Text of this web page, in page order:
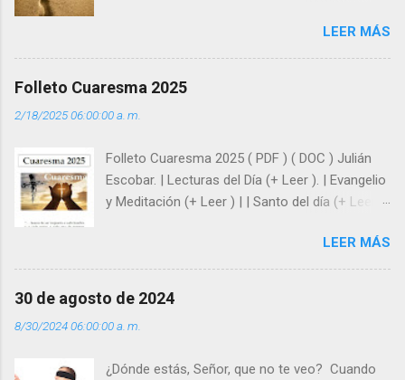
enseña Jesucristo? Que, si seguimos sus
huellas, sin ser superhombres, podemos
afrontar las adversidades con la fuerza y la luz
siempre está pendiente de nosotros. Amar es
y protegidos por nosotros. “ Señor, soy un
árbol sin frutos, pero tú me das la savia para
que al menos mis ramas y hojas den sombra
super hombre? - ¿Superas tu fragilidad con la
gracia de Dios? Julián Escobar. | Lecturas del
Día (+ Leer ). | Evangelio y Meditación (+ Leer ) |
LEER MÁS
Folleto Cuaresma 2025
2/18/2025 06:00:00 a. m.
Folleto Cuaresma 2025 ( PDF ) ( DOC ) Julián
Escobar. | Lecturas del Día (+ Leer ). | Evangelio
y Meditación (+ Leer ) | | Santo del día (+ Leer )
LEER MÁS
30 de agosto de 2024
8/30/2024 06:00:00 a. m.
¿Dónde estás, Señor, que no te veo? Cuando